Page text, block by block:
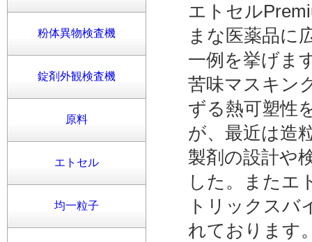
粉体異物検査機
錠剤外観検査機
原料
エトセル
均一粒子
エトセル
まな医薬品に
一例を挙げま
苦味マスキン
ずる熱可塑性
が、最近は造
製剤の設計や
した。またエ
トリックスバ
れております